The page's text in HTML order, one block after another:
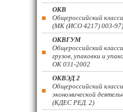
ОКВ
Общероссийский
(МК (ИСО 4217) 003-
ОКВГУМ
Общероссийский
грузов, упаковки и
ОК 031-2002
ОКВЭД 2
Общероссийский
экономической
(КДЕС РЕД. 2)